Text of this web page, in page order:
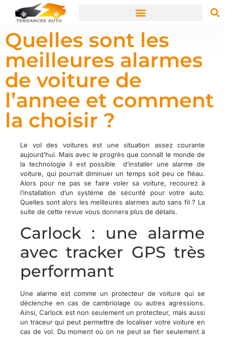
Quelles sont les
meilleures alarmes
de voiture de
l’annee et comment
la choisir ?
Le vol des voitures est une situation assez courante
aujourd’hui. Mais avec le progrès que connaît le monde de
la technologie il est possible d’installer une alarme de
voiture, qui pourrait diminuer un temps soit peu ce fléau.
Alors pour ne pas se faire voler sa voiture, recourez à
l’installation d’un système de sécurité pour votre auto.
Quelles sont alors les meilleures alarmes auto sans fil ? La
suite de cette revue vous donnera plus de détails.
Carlock : une alarme
avec tracker GPS très
performant
Une alarme est comme un protecteur de voiture qui se
déclenche en cas de cambriolage ou autres agressions.
Ainsi, Carlock est non seulement un protecteur, mais aussi
un traceur qui peut permettre de localiser votre voiture en
cas de vol. Du moment où on ne peut se fier seulement à